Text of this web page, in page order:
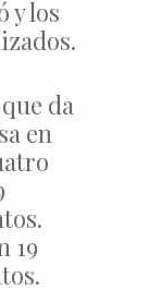
y los
da
en
19